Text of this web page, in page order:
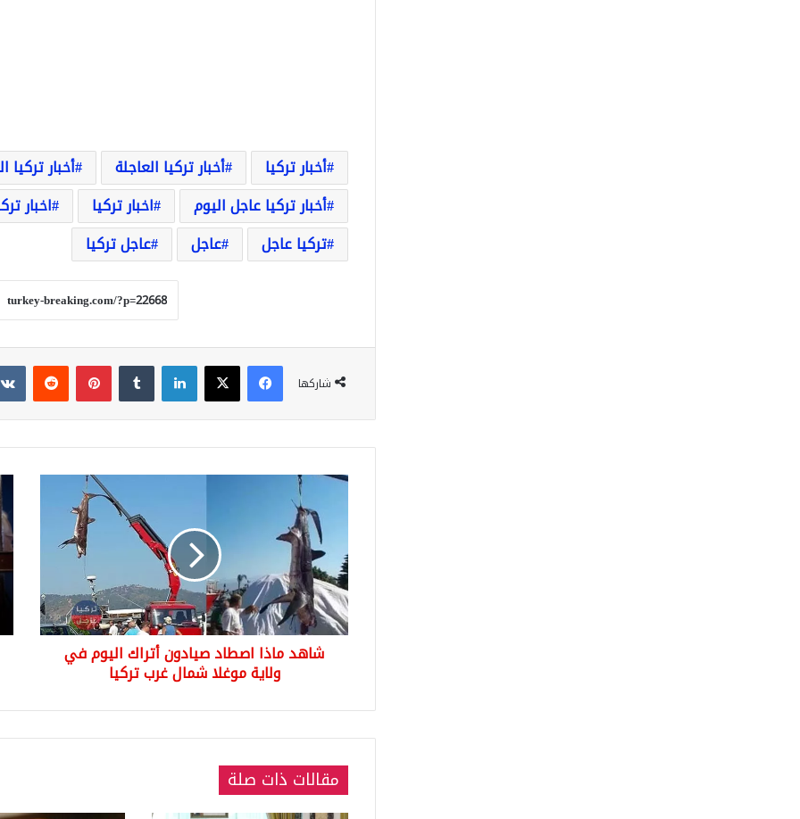
أخبار تركيا أخبار تركيا العاجلة
أخبار تركيا
أخبار تركيا عاجل اليوم
اخبار تركيا
اخبار
تركيا عاجل
عاجل عاجل تركيا
شاركها
فيسبوك‫X لينكدإن بينتيريست
شاهد
اصطاد
صيادون
أتراك
اليوم
في
ولاية
موغلا
شمالشاهد ماذا اصطاد صيادون أتراك اليوم في
ولاية موغلا شمال غرب تركيا
مقالات ذات صلة